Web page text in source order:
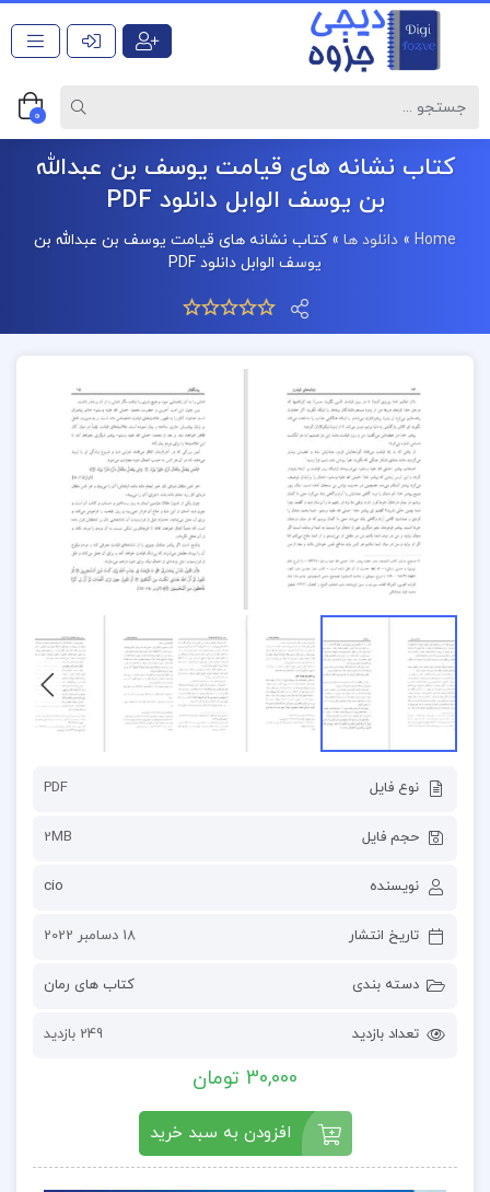
0
کتاب نشانه های قیامت یوسف بن عبدالله
بن یوسف الوابل دانلود PDF
Home
» دانلود ها »کتاب نشانه های قیامت یوسف بن عبدالله بن
یوسف الوابل دانلود PDF
نوع فایل PDF
حجم فایل 2MB
نویسنده cio
تاریخ انتشار 18 دسامبر 2022
دسته بندی کتاب های رمان
تعداد بازدید 249 بازدید
30,000 تومان
افزودن به سبد خرید